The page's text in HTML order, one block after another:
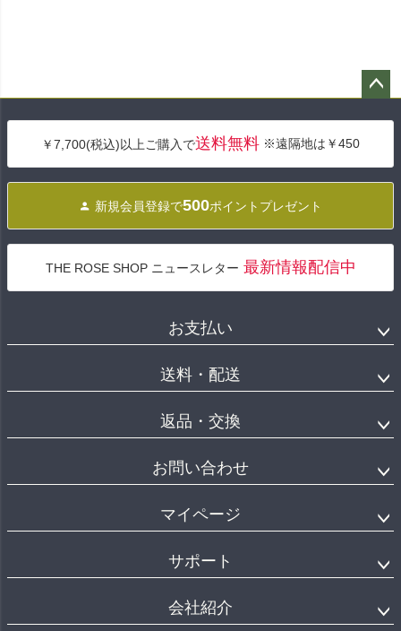
へ
￥7,700(税込)以上ご購入で送料無料 ※遠隔地は￥450
新規会員登録で500ポイントプレゼント
THE ROSE SHOP ニュースレター 最新情報配信中
お支払い
送料・配送
返品・交換
お問い合わせ
マイページ
サポート
会社紹介